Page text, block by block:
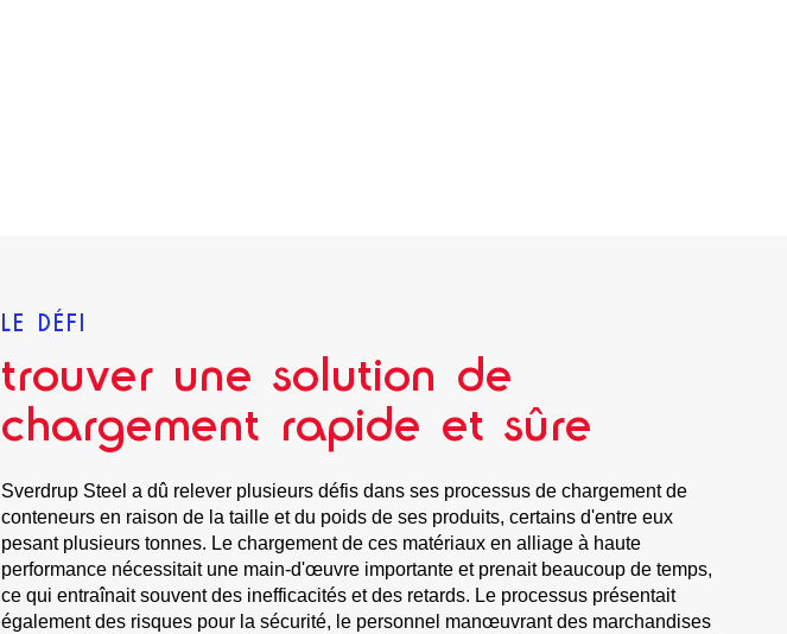
LE DÉFI
trouver une solution de
chargement rapide et sûre
Sverdrup Steel a dû relever plusieurs défis dans ses processus de chargement de
conteneurs en raison de la taille et du poids de ses produits, certains d'entre eux
pesant plusieurs tonnes. Le chargement de ces matériaux en alliage à haute
performance nécessitait une main-d'œuvre importante et prenait beaucoup de temps,
ce qui entraînait souvent des inefficacités et des retards. Le processus présentait
également des risques pour la sécurité, le personnel manœuvrant des marchandises